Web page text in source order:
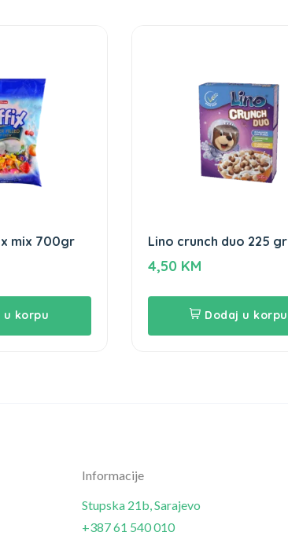
mix 700gr
u korpu
Lino crunch duo 225 gr
4,50 KM
Dodaj u korpu
Informacije
Stupska 21b, Sarajevo
+387 61 540 010